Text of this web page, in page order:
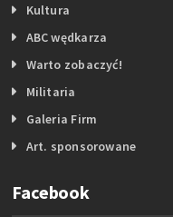
Kultura
ABC wędkarza
Warto zobaczyć!
Militaria
Galeria Firm
Art. sponsorowane
Facebook